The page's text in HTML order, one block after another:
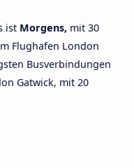
ist Morgens, mit 30
Flughafen London
Busverbindungen
Gatwick, mit 20